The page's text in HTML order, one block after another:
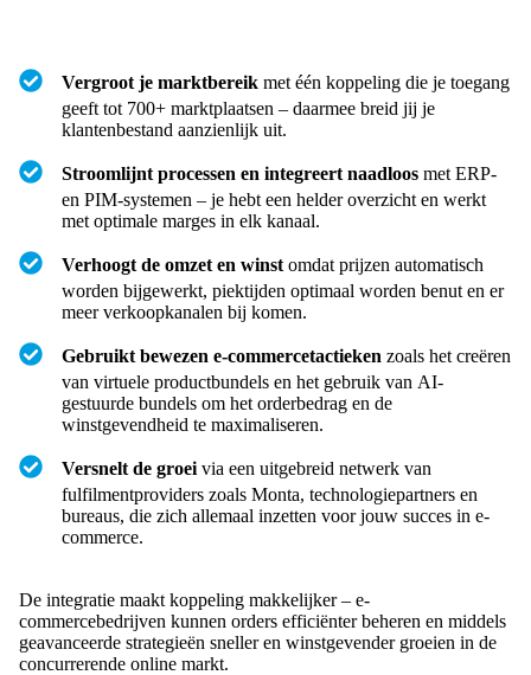
Vergroot je marktbereik met één koppeling die je toegang
geeft tot 700+ marktplaatsen – daarmee breid jij je
klantenbestand aanzienlijk uit.
Stroomlijnt processen en integreert naadloos met ERP-
en PIM-systemen – je hebt een helder overzicht en werkt
met optimale marges in elk kanaal.
Verhoogt de omzet en winst omdat prijzen automatisch
worden bijgewerkt, piektijden optimaal worden benut en er
meer verkoopkanalen bij komen.
Gebruikt bewezen e-commercetactieken zoals het creëren
van virtuele productbundels en het gebruik van AI-
gestuurde bundels om het orderbedrag en de
winstgevendheid te maximaliseren.
Versnelt de groei via een uitgebreid netwerk van
fulfilmentproviders zoals Monta, technologiepartners en
bureaus, die zich allemaal inzetten voor jouw succes in e-
commerce.
De integratie maakt koppeling makkelijker – e-
commercebedrijven kunnen orders efficiënter beheren en middels
geavanceerde strategieën sneller en winstgevender groeien in de
concurrerende online markt.